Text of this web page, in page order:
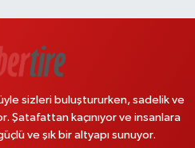
sizleri buluştururken, sadelik ve
Şatafattan kaçınıyor ve insanlara
ve şık bir altyapı sunuyor.